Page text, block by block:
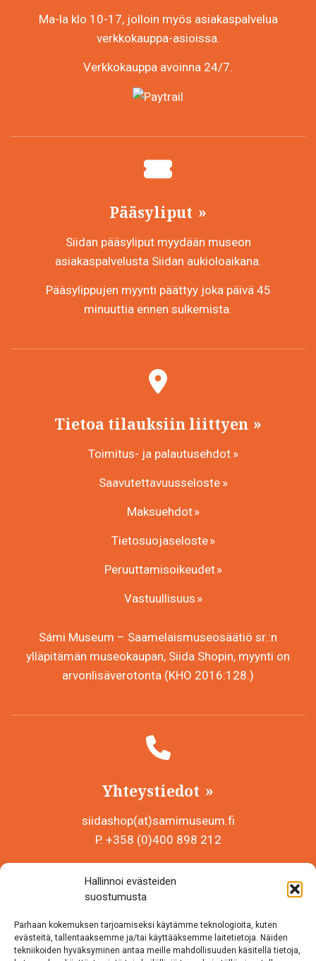
Hallinnoi evästeiden
suostumusta
Parhaan kokemuksen tarjoamiseksi käytämme teknologioita, kuten
evästeitä, tallentaaksemme ja/tai käyttääksemme laitetietoja. Näiden
tekniikoiden hyväksyminen antaa meille mahdollisuuden käsitellä tietoja,
Ma-la klo 10-17, jolloin myös asiakaspalvelua
verkkokauppa-asioissa.
Verkkokauppa avoinna 24/7.
Pääsyliput
Siidan pääsyliput myydään museon
asiakaspalvelusta Siidan aukioloaikana.
Pääsylippujen myynti päättyy joka päivä 45
minuuttia ennen sulkemista.
Tietoa tilauksiin liittyen
Toimitus- ja palautusehdot
Saavutettavuusseloste
Maksuehdot
Tietosuojaseloste
Peruuttamisoikeudet
Vastuullisuus
Sámi Museum – Saamelaismuseosäätiö sr.:n
ylläpitämän museokaupan, Siida Shopin, myynti on
arvonlisäverotonta (KHO 2016:128.)
Yhteystiedot
siidashop(at)samimuseum.fi
P. +358 (0)400 898 212
Y-tunnus 0625907-2
Inarintie 46
99870 Inari